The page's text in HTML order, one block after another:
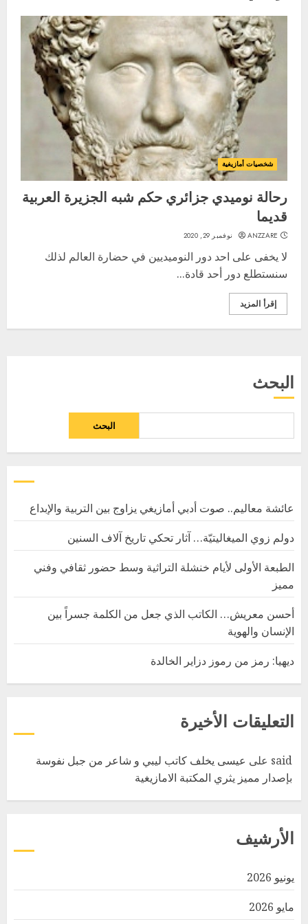
شخصيات أمازيغية
رحالة نوميدي جزائري حكم شبه الجزيرة العربية
قديما
ANZZARE نوفمبر 29, 2020
لا يخفى على احد دور النوميديين في حضارة العالم لذلك
سنستطلع دور أحد قادة...
إقرأ المزيد
البحث
البحث
عائشة معاليم.. صوت أدبي أمازيغي يزاوج بين التربية والإبداع
دولم زوي الميغاليتيّة… آثار تحكي تاريخ آلاف السنين
الطبعة الأولى لأيام خنشلة التراثية وسط حضور ثقافي وفني
مميز
أحسن معريش… الكاتب الذي جعل من الكلمة جسراً بين
الإنسان والهوية
ديهيا: رمز من رموز دزاير الخالدة
التعليقات الأخيرة
said على عيسى يخلف كاتب ليبي و شاعر من جبل نفوسة
بإصدار مميز يثري المكتبة الامازيغية
الأرشيف
يونيو 2026
مايو 2026